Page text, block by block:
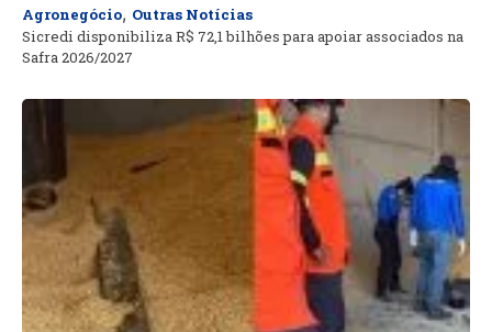
Agronegócio, Outras Notícias
Sicredi disponibiliza R$ 72,1 bilhões para apoiar associados na
Safra 2026/2027